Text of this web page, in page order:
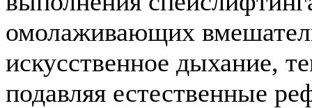
омолаживающих
искусственное дыхание,
подавляя естественные